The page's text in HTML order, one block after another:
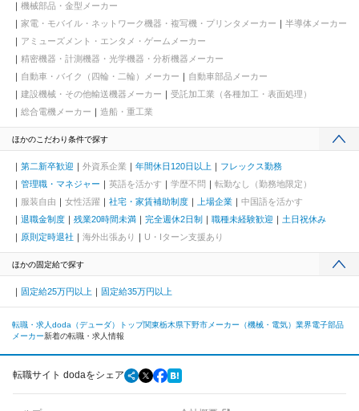
機械部品・金型メーカー
家電・モバイル・ネットワーク機器・複写機・プリンタメーカー
半導体メーカー
アミューズメント・エンタメ・ゲームメーカー
精密機器・計測機器・光学機器・分析機器メーカー
自動車・バイク（四輪・二輪）メーカー
自動車部品メーカー
建設機械・その他輸送機器メーカー
受託加工業（各種加工・表面処理）
総合電機メーカー
造船・重工業
ほかのこだわり条件で探す
第二新卒歓迎 外資系企業 年間休日120日以上
フレックス勤務
管理職・マネジャー
英語を活かす 学歴不問
転勤なし（勤務地限定）
服装自由
女性活躍 社宅・家賃補助制度 上場企業
中国語を活かす
退職金制度
残業20時間未満 完全週休2日制 職種未経験歓迎
土日祝休み
原則定時退社
海外出張あり U・Iターン支援あり
ほかの固定給で探す
固定給25万円以上 固定給35万円以上
転職・求人doda（デューダ）トップ関東栃木県下野市 メーカー（機械・電気）業界電子部品
メーカー新着の転職・求人情報
転職サイト dodaをシェア